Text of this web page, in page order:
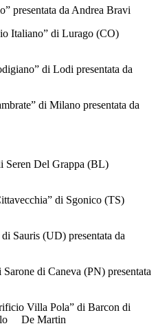
presentata da Andrea Bravi
Italiano” di Lurago (CO)
di Lodi presentata da
di Milano presentata da
Seren Del Grappa (BL)
di Sgonico (TS)
Sauris (UD) presentata da
di Caneva (PN) presentata
Villa Pola” di Barcon di
De Martin